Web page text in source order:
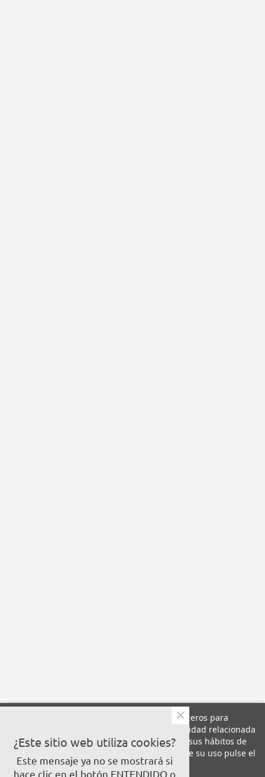
Este sitio web utiliza cookies propias y de terceros para
mejorar nuestros servicios y mostrarle publicidad relacionada
con sus preferencias mediante el análisis de sus hábitos de
navegación. Para dar su consentimiento sobre su uso pulse el
botón Acepto.
¿Este sitio web utiliza cookies?
Este mensaje ya no se mostrará si
hace clic en el botón ENTENDIDO o
×